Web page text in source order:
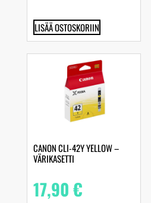
LISÄÄ OSTOSKORIIN
CANON CLI-42Y YELLOW –
VÄRIKASETTI
17,90€